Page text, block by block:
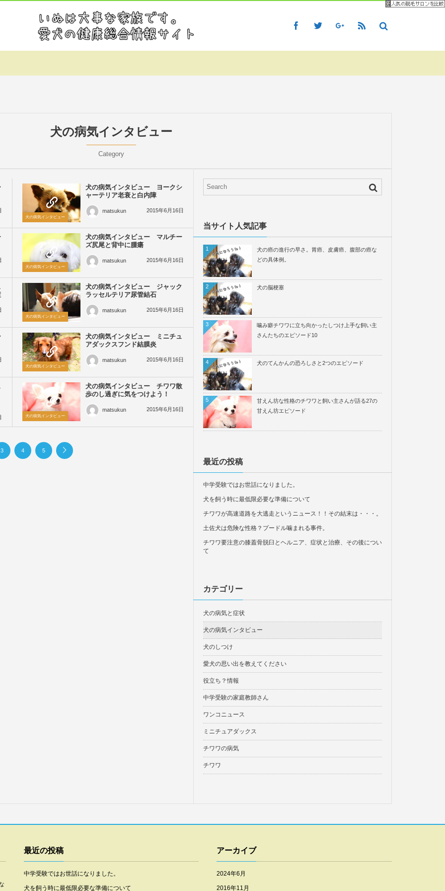
犬の病気インタビュー
Category
犬の病気インタビュー
犬の病気インタビュー ヨークシ
ャーテリア老衰と白内障
matsukun 2015年6月16日
犬の病気インタビュー
犬の病気インタビュー マルチー
ズ尻尾と背中に腫瘍
matsukun 2015年6月16日
犬の病気インタビュー
犬の病気インタビュー ジャック
ラッセルテリア尿管結石
matsukun 2015年6月16日
犬の病気インタビュー
犬の病気インタビュー ミニチュ
アダックスフンド結膜炎
matsukun 2015年6月16日
犬の病気インタビュー
犬の病気インタビュー チワワ散
歩のし過ぎに気をつけよう！
matsukun 2015年6月16日
3 4 5
当サイト人気記事
犬の癌の進行の早さ。胃癌、皮膚癌、腹部の癌な
どの具体例。
1
犬の脳梗塞
2
噛み癖チワワに立ち向かったしつけ上手な飼い主
さんたちのエピソード10
3
犬のてんかんの恐ろしさと2つのエピソード
4
甘えん坊な性格のチワワと飼い主さんが語る27の
甘えん坊エピソード
5
最近の投稿
中学受験ではお世話になりました。
犬を飼う時に最低限必要な準備について
チワワが高速道路を大逃走というニュース！！その結末は・・・。
土佐犬は危険な性格？プードル噛まれる事件。
チワワ要注意の膝蓋骨脱臼とヘルニア、症状と治療、その後につい
て
カテゴリー
犬の病気と症状
犬の病気インタビュー
犬のしつけ
愛犬の思い出を教えてください
役立ち？情報
中学受験の家庭教師さん
ワンコニュース
ミニチュアダックス
チワワの病気
チワワ
最近の投稿
中学受験ではお世話になりました。
犬を飼う時に最低限必要な準備について
アーカイブ
2024年6月
2016年11月